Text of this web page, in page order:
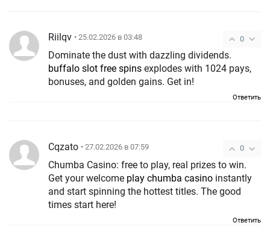
0
Riilqv • 25.02.2026 в 03:48
Dominate the dust with dazzling dividends.
buffalo slot free spins explodes with 1024 pays,
bonuses, and golden gains. Get in!
Ответить
0
Cqzato • 27.02.2026 в 07:59
Chumba Casino: free to play, real prizes to win.
Get your welcome play chumba casino instantly
and start spinning the hottest titles. The good
times start here!
Ответить